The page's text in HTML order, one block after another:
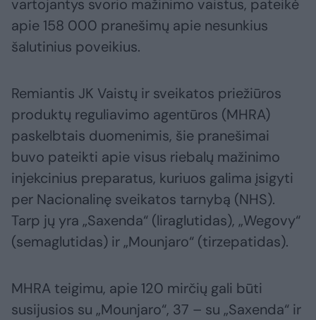
vartojantys svorio mažinimo vaistus, pateikė
apie 158 000 pranešimų apie nesunkius
šalutinius poveikius.
Remiantis JK Vaistų ir sveikatos priežiūros
produktų reguliavimo agentūros (MHRA)
paskelbtais duomenimis, šie pranešimai
buvo pateikti apie visus riebalų mažinimo
injekcinius preparatus, kuriuos galima įsigyti
per Nacionalinę sveikatos tarnybą (NHS).
Tarp jų yra „Saxenda“ (liraglutidas), „Wegovy“
(semaglutidas) ir „Mounjaro“ (tirzepatidas).
MHRA teigimu, apie 120 mirčių gali būti
susijusios su „Mounjaro“, 37 – su „Saxenda“ ir